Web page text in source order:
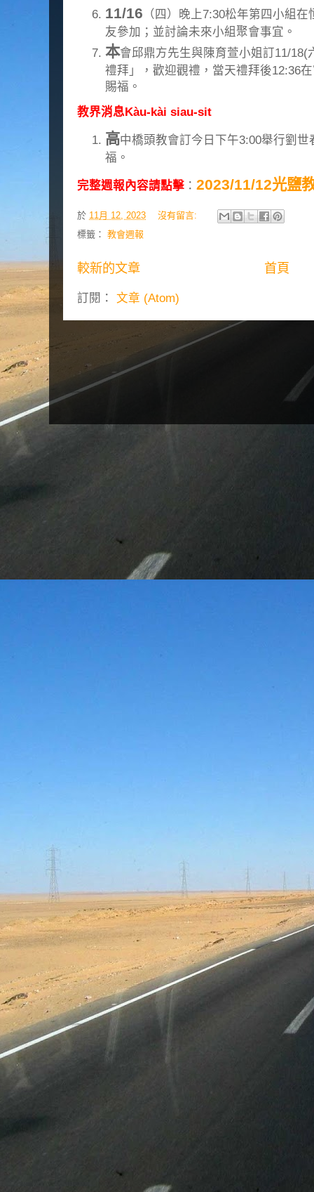
11/16 （四）晚上7:30松年第四小組
友參加；並討論未來小組聚會事宜。
本會邱鼎方先生與陳育萱小姐訂11/18(
禮拜」，歡迎觀禮，當天禮拜後12:36
賜福。
教界消息Kàu-kài siau-sit
高中橋頭教會訂今日下午3:00舉行劉
福。
完整週報內容請點擊 ： 2023/11/12光鹽
於 11月 12, 2023
沒有留言:
標籤： 教會週報
較新的文章 首頁
訂閱： 文章 (Atom)